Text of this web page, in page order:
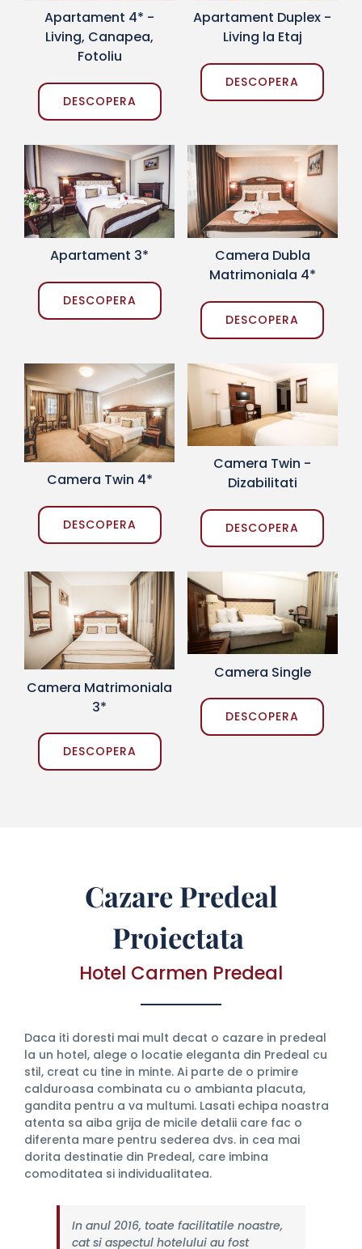
Apartament 4* -
Living, Canapea,
Fotoliu
DESCOPERA
Apartament Duplex -
Living la Etaj
DESCOPERA
Apartament 3*
DESCOPERA
Camera Dubla
Matrimoniala 4*
DESCOPERA
Camera Twin 4*
DESCOPERA
Camera Twin -
Dizabilitati
DESCOPERA
Camera Matrimoniala
3*
DESCOPERA
Camera Single
DESCOPERA
Cazare Predeal
Proiectata
Hotel Carmen Predeal
Daca iti doresti mai mult decat o cazare in predeal
la un hotel, alege o locatie eleganta din Predeal cu
stil, creat cu tine in minte. Ai parte de o primire
calduroasa combinata cu o ambianta placuta,
gandita pentru a va multumi. Lasati echipa noastra
atenta sa aiba grija de micile detalii care fac o
diferenta mare pentru sederea dvs. in cea mai
dorita destinatie din Predeal, care imbina
comoditatea si individualitatea.
In anul 2016, toate facilitatile noastre,
cat si aspectul hotelului au fost